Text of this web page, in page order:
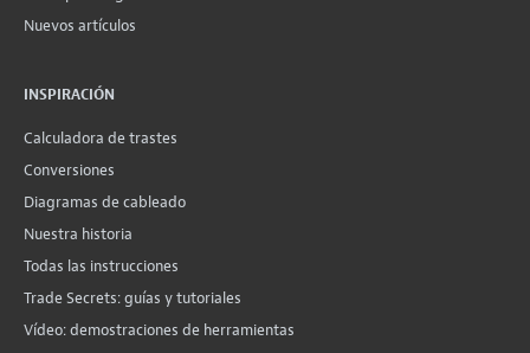
Nuevos artículos
INSPIRACIÓN
Calculadora de trastes
Conversiones
Diagramas de cableado
Nuestra historia
Todas las instrucciones
Trade Secrets: guías y tutoriales
Vídeo: demostraciones de herramientas